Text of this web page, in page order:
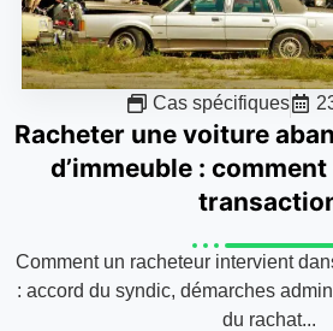
Cas spécifiques
Racheter une voiture
d’immeuble :
Comment un racheteur intervient
: accord du syndic, démarches
du rachat...